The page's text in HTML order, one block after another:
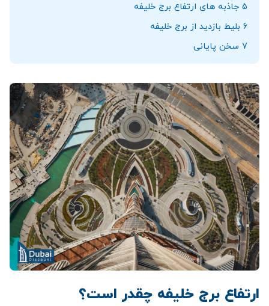
5 جاذبه های ارتفاع برج خلیفه
6 بلیط بازدید از برج خلیفه
7 سخن پایانی
ارتفاع برج خلیفه چقدر است؟